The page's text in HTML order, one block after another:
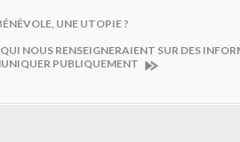
UNE UTOPIE ?
NOUS RENSEIGNERAIENT SUR DES
PUBLIQUEMENT